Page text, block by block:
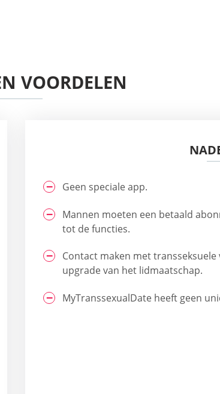
VOORDELEN
Geen speciale app.
Mannen moeten een betaald
tot de functies.
Contact maken met
upgrade van het lidmaatschap.
MyTranssexualDate heeft geen